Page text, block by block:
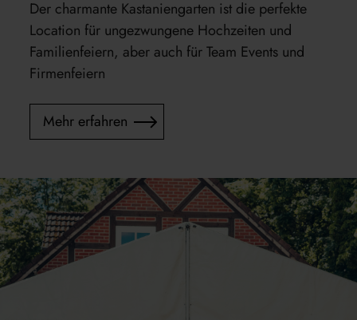
Der charmante Kastaniengarten ist die perfekte
Location für ungezwungene Hochzeiten und
Familienfeiern, aber auch für Team Events und
Firmenfeiern
Mehr erfahren